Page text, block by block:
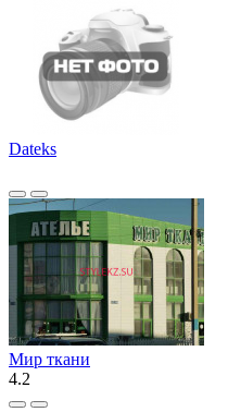
Dateks
Мир ткани
4.2